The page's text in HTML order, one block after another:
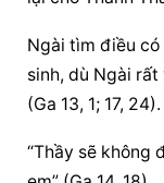
Ngài tìm điều có
sinh, dù Ngài
(Ga 13, 1; 17, 24).
“Thầy sẽ không